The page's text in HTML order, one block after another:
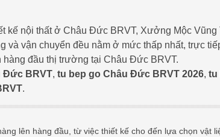
kế nội thất ở Châu Đức BRVT, Xưởng Mộc
và vận chuyển đều nằm ở mức thấp nhất, trực
đầu thị trường tại Châu Đức BRVT.
Đức BRVT, tu bep go Châu Đức BRVT 2026, tu
.
lên hàng đầu, từ việc thiết kế cho đến lựa chọn vật